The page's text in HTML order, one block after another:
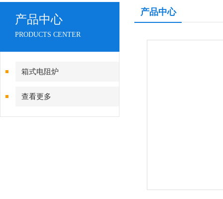
产品中心
PRODUCTS CENTER
箱式电阻炉
查看更多
产品中心